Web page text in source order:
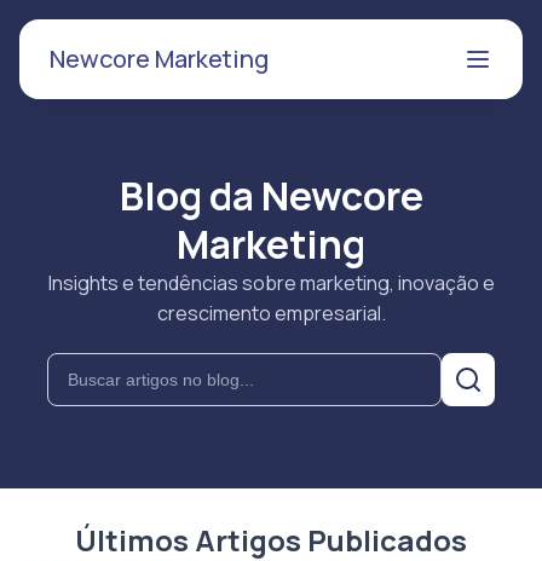
Newcore Marketing
Blog da Newcore
Marketing
Insights e tendências sobre marketing, inovação e
crescimento empresarial.
Últimos Artigos Publicados